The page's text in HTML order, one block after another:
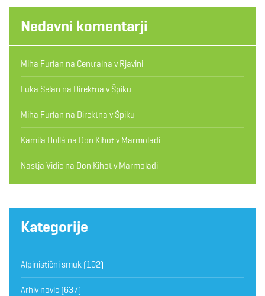
Nedavni komentarji
Miha Furlan na Centralna v Rjavini
Luka Selan na Direktna v Špiku
Miha Furlan na Direktna v Špiku
Kamila Hollá na Don Kihot v Marmoladi
Nastja Vidic na Don Kihot v Marmoladi
Kategorije
Alpinistični smuk (102)
Arhiv novic (637)